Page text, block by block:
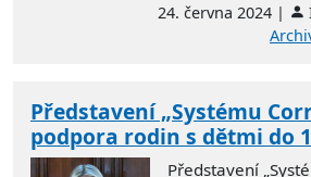
24. června 2024 |
Představení „Systému
podpora rodin s dětmi do
Představení